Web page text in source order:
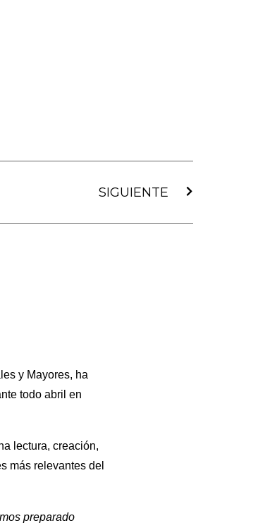
SIGUIENTE
y Mayores, ha
todo abril en
lectura, creación,
más relevantes del
preparado